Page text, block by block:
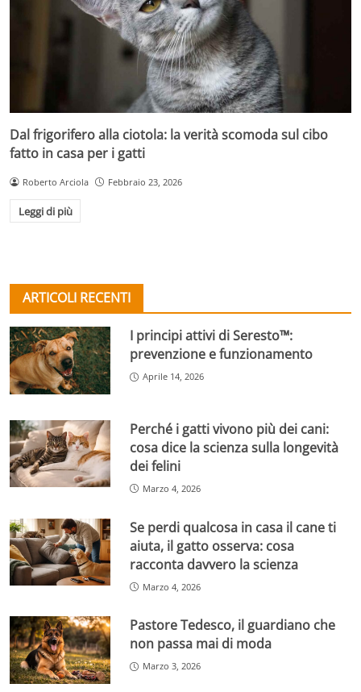
Dal frigorifero alla ciotola: la verità scomoda sul cibo
fatto in casa per i gatti
Roberto Arciola Febbraio 23, 2026
Leggi di più
ARTICOLI RECENTI
I principi attivi di Seresto™:
prevenzione e funzionamento
Aprile 14, 2026
Perché i gatti vivono più dei cani:
cosa dice la scienza sulla longevità
dei felini
Marzo 4, 2026
Se perdi qualcosa in casa il cane ti
aiuta, il gatto osserva: cosa
racconta davvero la scienza
Marzo 4, 2026
Pastore Tedesco, il guardiano che
non passa mai di moda
Marzo 3, 2026